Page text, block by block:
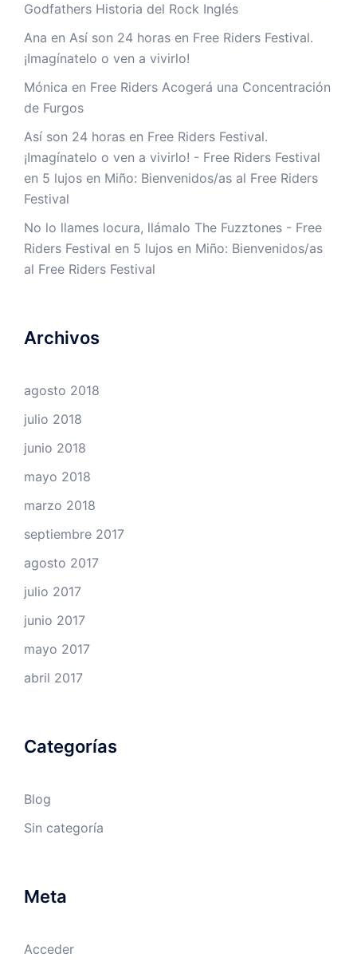
Godfathers Historia del Rock Inglés
Ana en Así son 24 horas en Free Riders Festival.
¡Imagínatelo o ven a vivirlo!
Mónica en Free Riders Acogerá una Concentración
de Furgos
Así son 24 horas en Free Riders Festival.
¡Imagínatelo o ven a vivirlo! - Free Riders Festival
en 5 lujos en Miño: Bienvenidos/as al Free Riders
Festival
No lo llames locura, llámalo The Fuzztones - Free
Riders Festival en 5 lujos en Miño: Bienvenidos/as
al Free Riders Festival
Archivos
agosto 2018
julio 2018
junio 2018
mayo 2018
marzo 2018
septiembre 2017
agosto 2017
julio 2017
junio 2017
mayo 2017
abril 2017
Categorías
Blog
Sin categoría
Meta
Acceder